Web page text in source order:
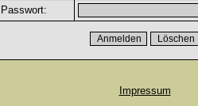
Passwort:
Impressum